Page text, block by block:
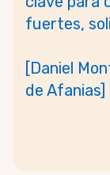
fuertes,
[Daniel
de Afanias]